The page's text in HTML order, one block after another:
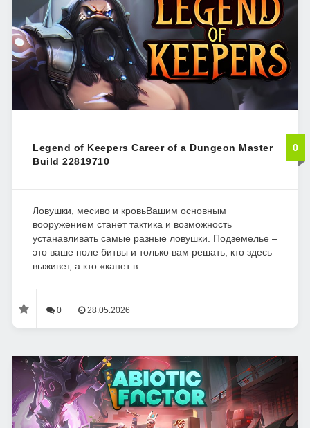
Legend of Keepers Career of a Dungeon Master
Build 22819710
0
Ловушки, месиво и кровьВашим основным
вооружением станет тактика и возможность
устанавливать самые разные ловушки. Подземелье –
это ваше поле битвы и только вам решать, кто здесь
выживет, а кто «канет в...
0 28.05.2026